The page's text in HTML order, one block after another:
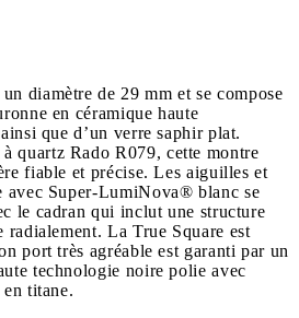
diamètre de 29 mm et se compose
en céramique haute
que d’un verre saphir plat.
quartz Rado R079, cette montre
fiable et précise. Les aiguilles et
avec Super-LumiNova® blanc se
le cadran qui inclut une structure
radialement. La True Square est
port très agréable est garanti par un
technologie noire polie avec
titane.